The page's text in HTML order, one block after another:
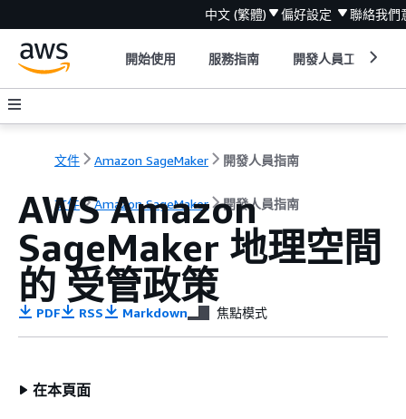
中文 (繁體) 偏好設定 聯絡我們
開始使用 服務指南 開發人員工具
文件 Amazon SageMaker 開發人員指南
文件 Amazon SageMaker 開發人員指南
AWS Amazon
SageMaker 地理空間
的 受管政策
PDF RSS Markdown 焦點模式
在本頁面